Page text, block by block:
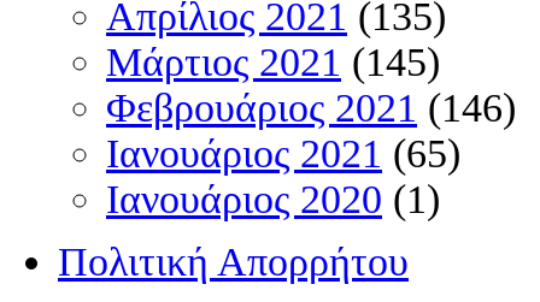
Απρίλιος 2021 (135)
Μάρτιος 2021 (145)
Φεβρουάριος 2021 (146)
Ιανουάριος 2021 (65)
Ιανουάριος 2020 (1)
Πολιτική Απορρήτου